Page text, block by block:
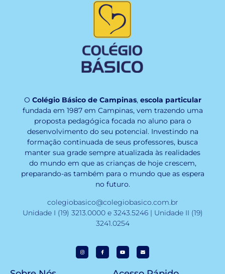
O Colégio Básico de Campinas, escola particular
fundada em 1987 em Campinas, vem trazendo uma
proposta pedagógica focada no aluno para o
desenvolvimento do seu potencial. Investindo na
formação continuada de seus professores, busca
manter sua grade sempre atualizada às realidades
do mundo em que as crianças de hoje crescem,
preparando-as também para o mundo que as espera
no futuro.
colegiobasico@colegiobasico.com.br
Unidade I (19) 3213.0000 e 3243.5246 | Unidade II (19)
3241.0254